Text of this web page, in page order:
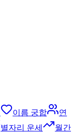
이름 궁합
연
별자리 운세
월간